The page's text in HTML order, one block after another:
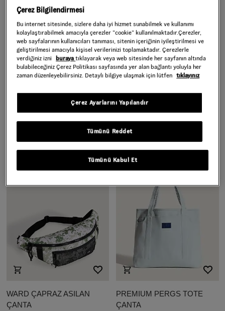
ÇOCUK OLD SKOOL GROM
ÇOCUK STRETCH LOGO
TALL BERE
WARD ÇAPRAZ ASILAN
ÇANTA
PREMIUM PERGS TOTE
ÇANTA
Çerez Bilgilendirmesi
Bu internet sitesinde, sizlere daha iyi hizmet sunabilmek ve kullanımı
kolaylaştırabilmek amacıyla çerezler ”cookie” kullanılmaktadır.Çerezler,
web sayfalarının kullanıcıları tanıması, sitenin içeriğinin iyileştirilmesi ve
geliştirilmesi amacıyla kişisel verilerinizi toplamaktadır. Çerezlerle
verdiğiniz izni
burayatıklayarak veya web sitesinde her sayfanın altında
bulabileceğiniz Çerez Politikası sayfasında yer alan bağlantı yoluyla her
zaman düzenleyebilirsiniz. Detaylı bilgiye ulaşmak için lütfen tıklayınız
Tümünü Reddet
Tümünü Kabul Et
Çerez Ayarlarını Yapılandır